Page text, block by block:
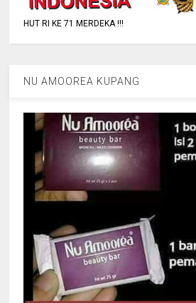
HUT RI KE 71 MERDEKA !!!
NU AMOOREA KUPANG